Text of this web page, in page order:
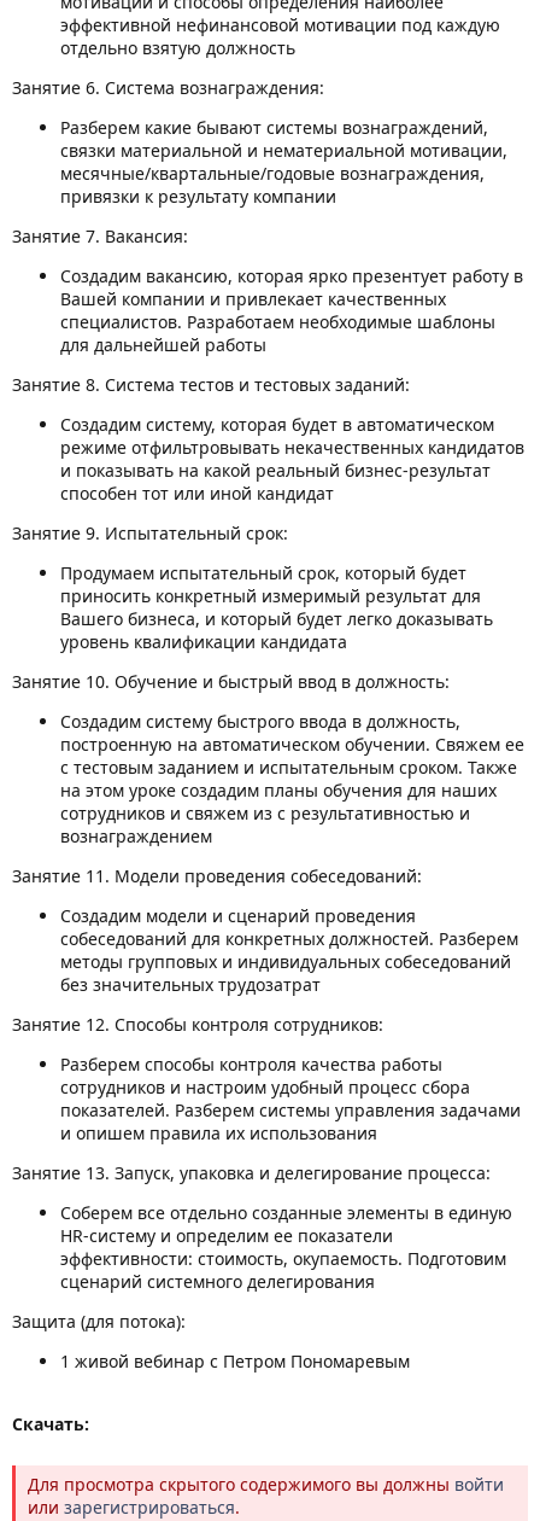
эффективной нефинансовой мотивации под каждую
отдельно взятую должность
Занятие 6. Система вознаграждения:
Разберем какие бывают системы вознаграждений,
связки материальной и нематериальной мотивации,
месячные/квартальные/годовые вознаграждения,
привязки к результату компании
Занятие 7. Вакансия:
Создадим вакансию, которая ярко презентует работу в
Вашей компании и привлекает качественных
специалистов. Разработаем необходимые шаблоны
для дальнейшей работы
Занятие 8. Система тестов и тестовых заданий:
Создадим систему, которая будет в автоматическом
режиме отфильтровывать некачественных кандидатов
и показывать на какой реальный бизнес-результат
способен тот или иной кандидат
Занятие 9. Испытательный срок:
Продумаем испытательный срок, который будет
приносить конкретный измеримый результат для
Вашего бизнеса, и который будет легко доказывать
уровень квалификации кандидата
Занятие 10. Обучение и быстрый ввод в должность:
Создадим систему быстрого ввода в должность,
построенную на автоматическом обучении. Свяжем ее
с тестовым заданием и испытательным сроком. Также
на этом уроке создадим планы обучения для наших
сотрудников и свяжем из с результативностью и
вознаграждением
Занятие 11. Модели проведения собеседований:
Создадим модели и сценарий проведения
собеседований для конкретных должностей. Разберем
методы групповых и индивидуальных собеседований
без значительных трудозатрат
Занятие 12. Способы контроля сотрудников:
Разберем способы контроля качества работы
сотрудников и настроим удобный процесс сбора
показателей. Разберем системы управления задачами
и опишем правила их использования
Занятие 13. Запуск, упаковка и делегирование процесса:
Соберем все отдельно созданные элементы в единую
HR-систему и определим ее показатели
эффективности: стоимость, окупаемость. Подготовим
сценарий системного делегирования
Защита (для потока):
1 живой вебинар с Петром Пономаревым
Скачать:
Для просмотра скрытого содержимого вы должны войти
или зарегистрироваться.